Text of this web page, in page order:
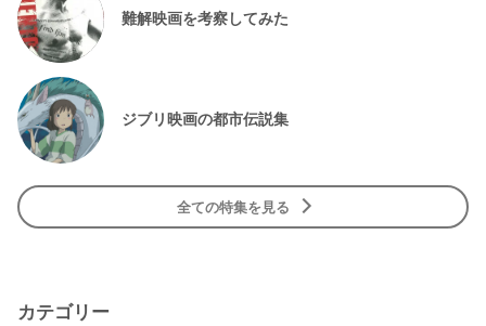
難解映画を考察してみた
ジブリ映画の都市伝説集
全ての特集を見る
カテゴリー